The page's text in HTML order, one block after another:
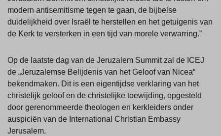
modern antisemitisme tegen te gaan, de bijbelse
duidelijkheid over Israël te herstellen en het getuigenis van
de Kerk te versterken in een tijd van morele verwarring.”
Op de laatste dag van de Jeruzalem Summit zal de ICEJ
de „Jeruzalemse Belijdenis van het Geloof van Nicea“
bekendmaken. Dit is een eigentijdse verklaring van het
christelijk geloof en de christelijke toewijding, opgesteld
door gerenommeerde theologen en kerkleiders onder
auspiciën van de International Christian Embassy
Jerusalem.